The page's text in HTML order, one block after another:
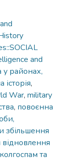
and
у районах,
історія,
War, military
, повоєнна
збільшення
та